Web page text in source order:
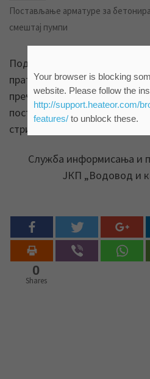
Постављање арматуре за
смештај пумпи
Подсећамо, сви
пратити извођење
пречишћавање питке воде
постављене на
стримови налазе на сајту
Служба информисања и
ЈКП „Водовод и
0
Shares
Your browser is blocking
website. Please follow the
http://support.heateor.com/
features/to unblock these.